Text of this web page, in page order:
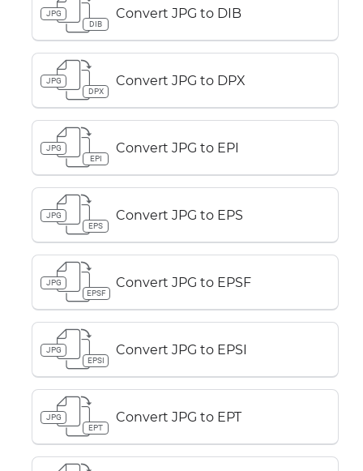
JPG
DIB
Convert JPG to DIB
JPG
DPX
Convert JPG to DPX
JPG
EPI
Convert JPG to EPI
JPG
EPS
Convert JPG to EPS
JPG
EPSF
Convert JPG to EPSF
JPG
EPSI
Convert JPG to EPSI
JPG
EPT
Convert JPG to EPT